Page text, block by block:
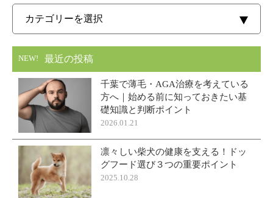
NEW! 最近の投稿
千葉で薄毛・AGA治療を考えている
方へ｜始める前に知っておきたい基
礎知識と判断ポイント
2026.01.21
凛々しい柴犬の健康を支える！ドッ
グフード選び３つの重要ポイント
2025.10.28